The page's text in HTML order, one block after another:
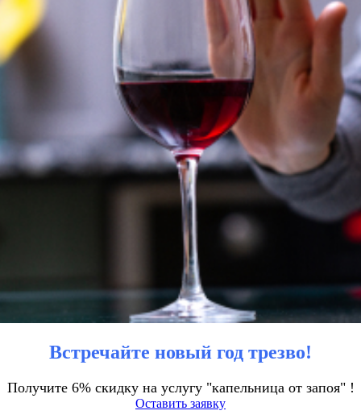
Встречайте новый год трезво!
Получите 6% скидку на услугу "капельница от запоя" !
Оставить заявку